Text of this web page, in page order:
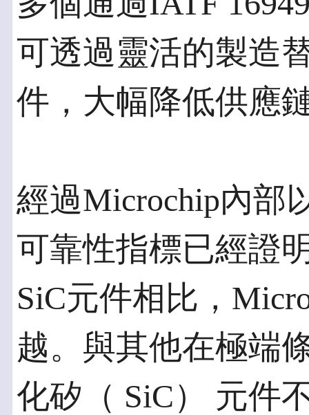
可透過靈活的製造
件，大幅降低供應
經過Microchip內部
可靠性指標已經證
SiC元件相比，
越。與其他在極端
化矽（ SiC） 元件